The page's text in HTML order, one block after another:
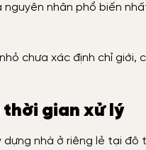
nhân phổ biến
chưa xác định chỉ
thời gian xử lý